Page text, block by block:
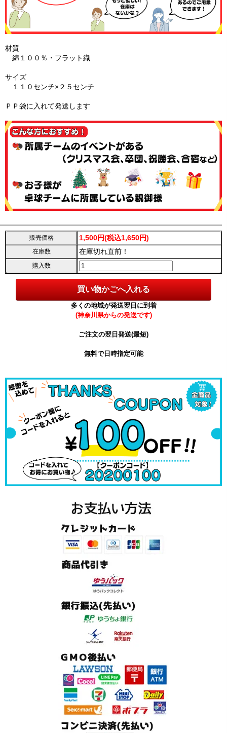
材質
綿１００％・フラット織
サイズ
１１０センチ×２５センチ
ＰＰ袋に入れて発送します
販売価格 1,500円(税込1,650円)
在庫数 在庫切れ直前！
購入数
多くの地域が発送翌日に到着
(神奈川県からの発送です)
ご注文の翌日発送(最短)
無料で日時指定可能